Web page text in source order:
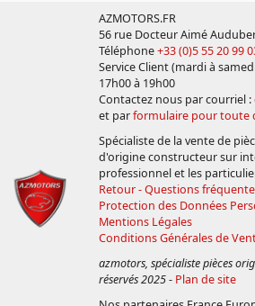
AZMOTORS.FR
56 rue Docteur Aimé
Téléphone+33 (0)5 55 20 99
Service Client (mardi à
17h00 à 19h00
Contactez nous par courriel :
et parformulaire pour toute
Spécialiste de la vente de
d'origine constructeur sur
professionnel et les
Retour - Questions
Protection des Données
Mentions Légales
Conditions Générales de
azmotors, spécialiste pièces
réservés 2025- Plan de site